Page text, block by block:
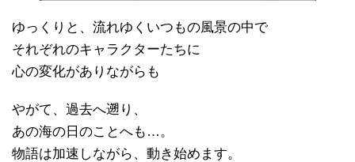
ゆっくりと、流れゆくいつもの風景の中で
それぞれのキャラクターたちに
心の変化がありながらも
やがて、過去へ遡り、
あの海の日のことへも…。
物語は加速しながら、動き始めます。